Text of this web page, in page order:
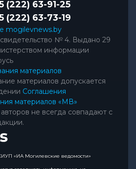
(222) 63-91-25
(222) 63-73-19
mogilevnews.by
№ 4. Выдано 29
информации
материалов
материалов допускается
Соглашения
материалов «МВ»
не всегда совпадают с
«ИА Могилевские ведомости»